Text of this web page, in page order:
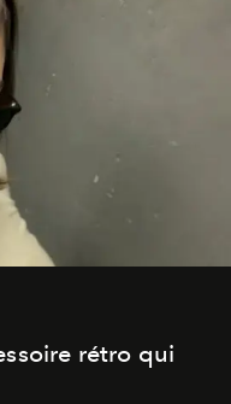
rétro qui